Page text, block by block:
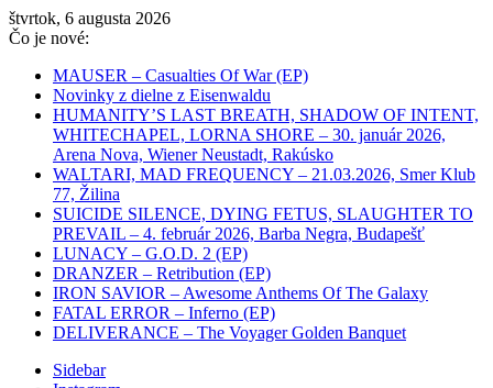
štvrtok, 6 augusta 2026
Čo je nové:
MAUSER – Casualties Of War (EP)
Novinky z dielne z Eisenwaldu
HUMANITY’S LAST BREATH, SHADOW OF INTENT,
WHITECHAPEL, LORNA SHORE – 30. január 2026,
Arena Nova, Wiener Neustadt, Rakúsko
WALTARI, MAD FREQUENCY – 21.03.2026, Smer Klub
77, Žilina
SUICIDE SILENCE, DYING FETUS, SLAUGHTER TO
PREVAIL – 4. február 2026, Barba Negra, Budapešť
LUNACY – G.O.D. 2 (EP)
DRANZER – Retribution (EP)
IRON SAVIOR – Awesome Anthems Of The Galaxy
FATAL ERROR – Inferno (EP)
DELIVERANCE – The Voyager Golden Banquet
Sidebar